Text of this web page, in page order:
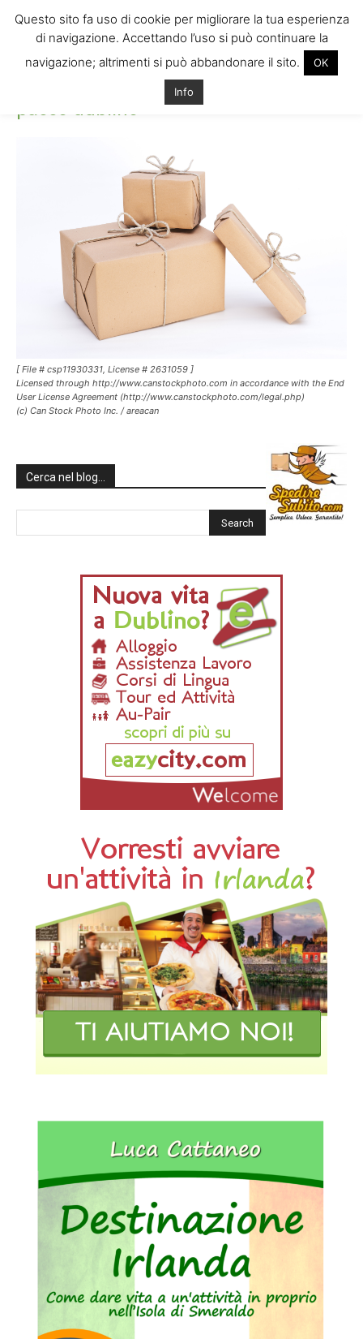
pacco dublino
pacco dublino
[ File # csp11930331, License # 2631059 ]
Licensed through http://www.canstockphoto.com in accordance with the End
User License Agreement (http://www.canstockphoto.com/legal.php)
(c) Can Stock Photo Inc. / areacan
Cerca nel blog…
Questo sito fa uso di cookie per migliorare la tua esperienza
di navigazione. Accettando l’uso si può continuare la
navigazione; altrimenti si può abbandonare il sito.
OK
Info